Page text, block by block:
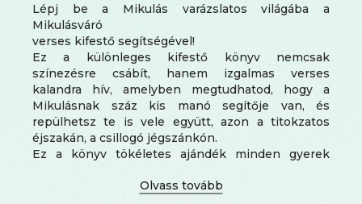
Lépj be a Mikulás varázslatos világába a
Mikulásváró
verses kifestő segítségével!
Ez a különleges kifestő könyv nemcsak
színezésre csábít, hanem izgalmas verses
kalandra hív, amelyben megtudhatod, hogy a
Mikulásnak száz kis manó segítője van, és
repülhetsz te is vele együtt, azon a titokzatos
éjszakán, a csillogó jégszánkón.
Ez a könyv tökéletes ajándék minden gyerek
Mikulás várás varázslatos hangulatában.